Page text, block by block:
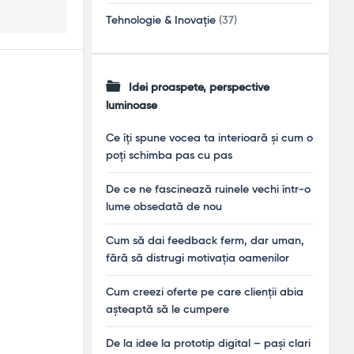
Tehnologie & Inovație (37)
Idei proaspete, perspective
luminoase
Ce îți spune vocea ta interioară și cum o
poți schimba pas cu pas
De ce ne fascinează ruinele vechi într-o
lume obsedată de nou
Cum să dai feedback ferm, dar uman,
fără să distrugi motivația oamenilor
Cum creezi oferte pe care clienții abia
așteaptă să le cumpere
De la idee la prototip digital – pași clari